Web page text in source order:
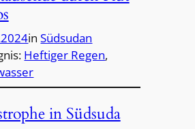
inSüdsudan
Heftiger Regen
in Südsuda